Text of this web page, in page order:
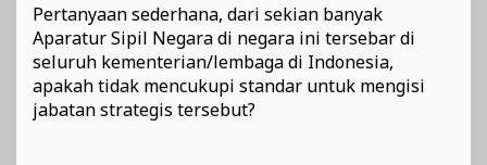
Pertanyaan sederhana, dari sekian banyak
Aparatur Sipil Negara di negara ini tersebar di
seluruh kementerian/lembaga di Indonesia,
apakah tidak mencukupi standar untuk mengisi
jabatan strategis tersebut?